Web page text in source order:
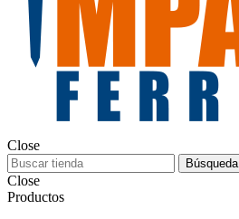
Close
Búsqueda
Close
Productos